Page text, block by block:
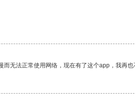
无法正常使用网络，现在有了这个app，我再也